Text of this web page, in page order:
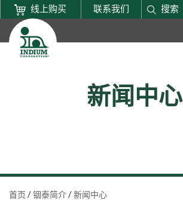
线上购买 联系我们 搜索
新闻中心
首页 铟泰简介
新闻中心